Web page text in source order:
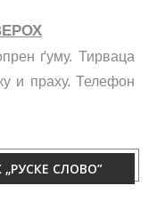
ґуму. Тирваца
и праху. Телефон
СЛОВО”